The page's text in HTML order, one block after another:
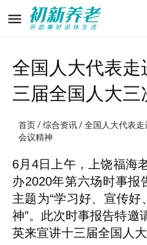
全国人大代表走
三届全国人大三
首页/综合资讯/ 全国人大代表走
会议精神
6月4日上午，上饶福海
办2020年第六场时事报
主题为“学习好、宣传好
神”。此次时事报告特邀
英来宣讲十三届全国人